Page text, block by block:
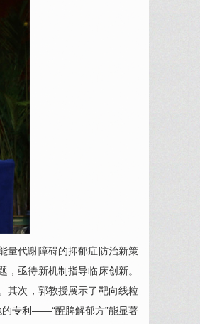
量代谢障碍的抑郁症防治新策
亟待新机制指导临床创新。
其次，郭教授展示了靶向线粒
的专利——“醒脾解郁方”能显著